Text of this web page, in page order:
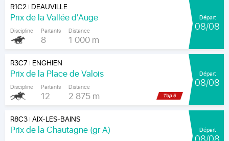
R1C2| DEAUVILLE
Prix de la Vallée d'Auge
Discipline Partants
8
Distance
1 000 m
Départ
08/08
R3C7 | ENGHIEN
Prix de la Place de Valois
Discipline Partants
12
Distance
2 875 m
Départ
08/08
R8C3|AIX-LES-BAINS
Prix de la Chautagne (gr A) Départ